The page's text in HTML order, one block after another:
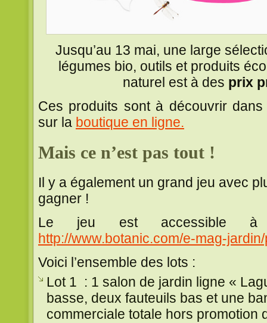
Jusqu’au 13 mai, une large
légumes bio, outils et produits
naturel est à des prix
Ces produits sont à découvrir
sur la boutique en ligne.
Mais ce n’est pas tout !
Il y a également un grand jeu avec
gagner !
Le jeu est accessible à
http://www.botanic.com/e-mag-
Voici l’ensemble des lots :
Lot 1 : 1 salon de jardin ligne «
basse, deux fauteuils bas et une
commerciale totale hors promotion